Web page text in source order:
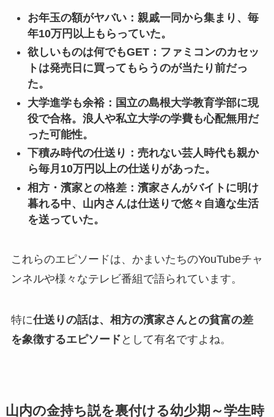
お年玉の額がヤバい：親戚一同から集まり、毎
年10万円以上もらっていた。
欲しいものは何でもGET：ファミコンのカセッ
トは発売日に買ってもらうのが当たり前だっ
た。
大学進学も余裕：国立の島根大学教育学部に現
役で合格。浪人や私立大学の学費も心配無用だ
った可能性。
下積み時代の仕送り：売れない芸人時代も親か
ら毎月10万円以上の仕送りがあった。
相方・濱家との格差：濱家さんがバイトに明け
暮れる中、山内さんは仕送りで悠々自適な生活
を送っていた。
これらのエピソードは、かまいたちのYouTubeチャ
ンネルや様々なテレビ番組で語られています。
特に仕送りの話は、相方の濱家さんとの貧富の差
を象徴するエピソード として有名ですよね。
山内の金持ち説を裏付ける幼少期～学生時